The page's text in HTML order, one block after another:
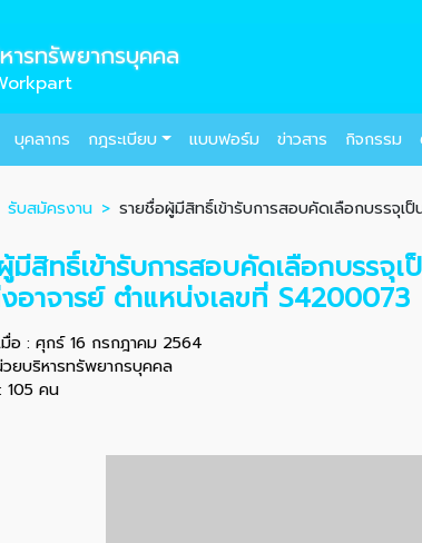
ารทรัพยากรบุคคล
บุคลากร กฎระเบียบ แบบฟอร์ม ข่าวสาร กิจกรรม
รับสมัครงาน รายชื่อผู้มีสิทธิ์เข้ารับการสอบคัดเลือกบรรจุ
มีสิทธิ์เข้ารับการสอบคัดเลือกบรร
อาจารย์ ตำแหน่งเลขที่ S4200073
มื่อ : ศุกร์ 16 กรกฎาคม 2564
ยบริหารทรัพยากรบุคคล
105 คน